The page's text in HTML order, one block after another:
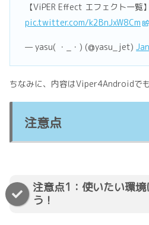
【ViPER Effect エフェクト一覧】
pic.twitter.com/k2BnJxW8Cm
— yasu( ・_・) (@yasu_jet)
ちなみに、内容はViper4Androidで
注意点
注意点1：使いたい環
う！